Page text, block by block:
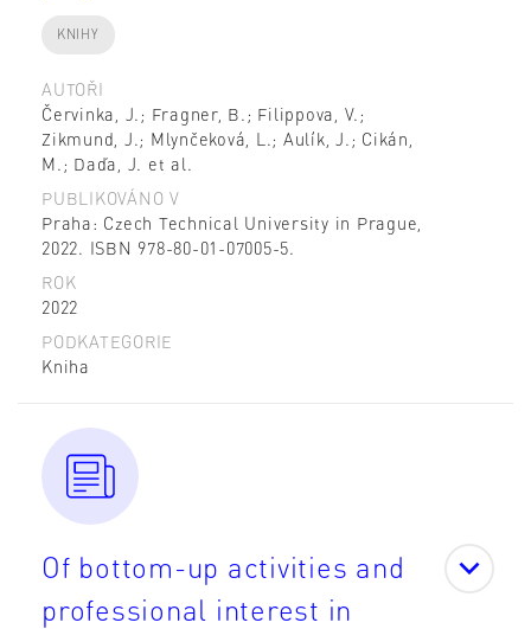
KNIHY
AUTOŘI
Červinka, J.; Fragner, B.; Filippova, V.;
Zikmund, J.; Mlynčeková, L.; Aulík, J.; Cikán,
M.; Daďa, J. et al.
PUBLIKOVÁNO V
Praha: Czech Technical University in Prague,
2022. ISBN 978-80-01-07005-5.
ROK
2022
PODKATEGORIE
Kniha
Of bottom-up activities and
professional interest in